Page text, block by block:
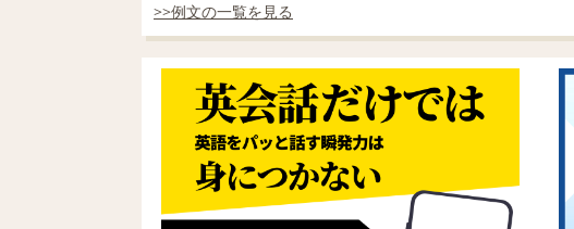
>>例文の一覧を見る